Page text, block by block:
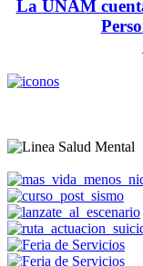
La UNAM